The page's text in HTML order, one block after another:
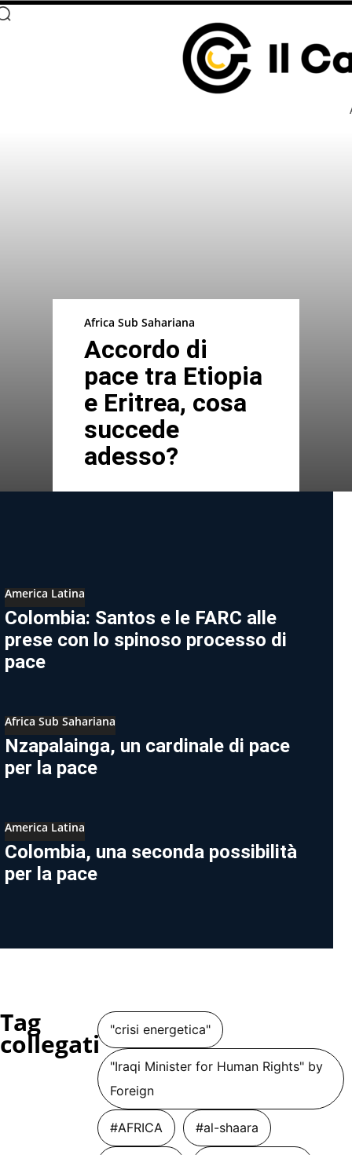
Africa Sub Sahariana
Accordo di
pace tra Etiopia
e Eritrea, cosa
succede
adesso?
America Latina
Colombia: Santos e le FARC alle
prese con lo spinoso processo di
pace
Africa Sub Sahariana
Nzapalainga, un cardinale di pace
per la pace
America Latina
Colombia, una seconda possibilità
per la pace
Tag
collegati "crisi energetica"
"Iraqi Minister for Human Rights" by
Foreign
#AFRICA #al-shaara